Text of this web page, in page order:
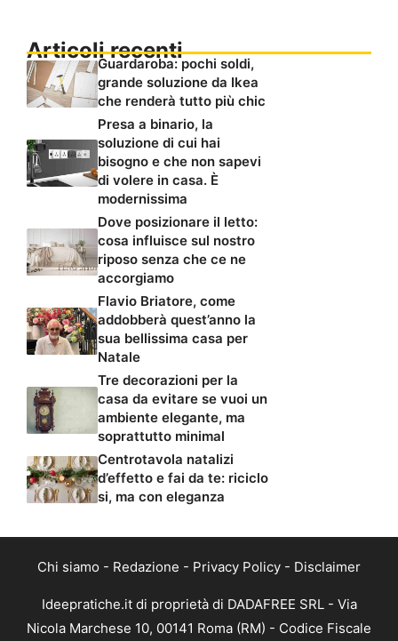
Articoli recenti
Guardaroba: pochi soldi,
grande soluzione da Ikea
che renderà tutto più chic
Presa a binario, la
soluzione di cui hai
bisogno e che non sapevi
di volere in casa. È
modernissima
Dove posizionare il letto:
cosa influisce sul nostro
riposo senza che ce ne
accorgiamo
Flavio Briatore, come
addobberà quest’anno la
sua bellissima casa per
Natale
Tre decorazioni per la
casa da evitare se vuoi un
ambiente elegante, ma
soprattutto minimal
Centrotavola natalizi
d’effetto e fai da te: riciclo
si, ma con eleganza
Chi siamo - Redazione - Privacy Policy - Disclaimer
Ideepratiche.it di proprietà di DADAFREE SRL - Via
Nicola Marchese 10, 00141 Roma (RM) - Codice Fiscale